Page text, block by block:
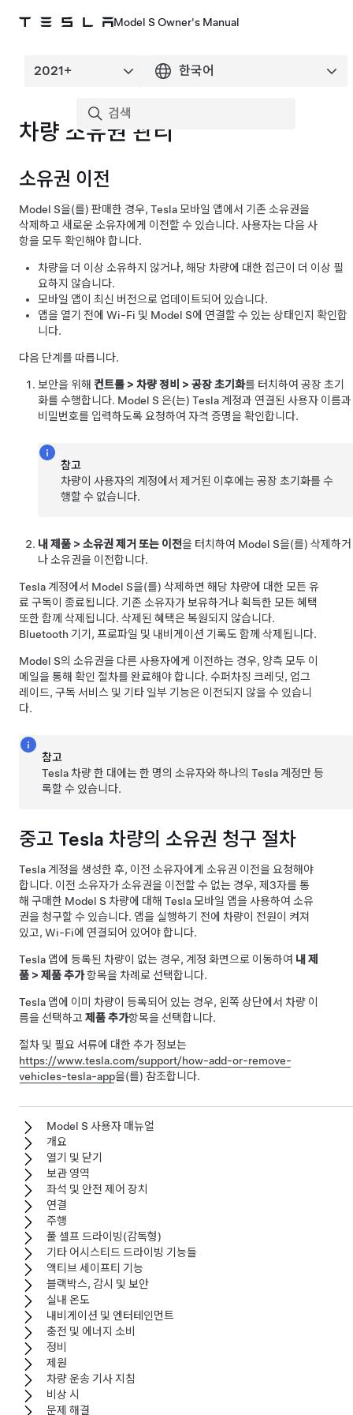
Model S Owner's Manual
차량 소유권 관리
소유권 이전
Model S을(를) 판매한 경우, Tesla 모바일 앱에서 기존 소유권을
삭제하고 새로운 소유자에게 이전할 수 있습니다. 사용자는 다음 사
항을 모두 확인해야 합니다.
차량을 더 이상 소유하지 않거나, 해당 차량에 대한 접근이 더 이상 필
요하지 않습니다.
모바일 앱이 최신 버전으로 업데이트되어 있습니다.
앱을 열기 전에 Wi-Fi 및 Model S에 연결할 수 있는 상태인지 확인합
니다.
다음 단계를 따릅니다.
보안을 위해 컨트롤 > 차량 정비 > 공장 초기화를 터치하여 공장 초기
화를 수행합니다. Model S 은(는) Tesla 계정과 연결된 사용자 이름과
비밀번호를 입력하도록 요청하여 자격 증명을 확인합니다.
참고
차량이 사용자의 계정에서 제거된 이후에는 공장 초기화를 수
행할 수 없습니다.
내 제품 > 소유권 제거 또는 이전을 터치하여 Model S을(를) 삭제하거
나 소유권을 이전합니다.
Tesla 계정에서 Model S을(를) 삭제하면 해당 차량에 대한 모든 유
료 구독이 종료됩니다. 기존 소유자가 보유하거나 획득한 모든 혜택
또한 함께 삭제됩니다. 삭제된 혜택은 복원되지 않습니다.
Bluetooth 기기, 프로파일 및 내비게이션 기록도 함께 삭제됩니다.
Model S의 소유권을 다른 사용자에게 이전하는 경우, 양측 모두 이
메일을 통해 확인 절차를 완료해야 합니다. 수퍼차징 크레딧, 업그
레이드, 구독 서비스 및 기타 일부 기능은 이전되지 않을 수 있습니
다.
참고
Tesla 차량 한 대에는 한 명의 소유자와 하나의 Tesla 계정만 등
록할 수 있습니다.
중고 Tesla 차량의 소유권 청구 절차
Tesla 계정을 생성한 후, 이전 소유자에게 소유권 이전을 요청해야
합니다. 이전 소유자가 소유권을 이전할 수 없는 경우, 제3자를 통
해 구매한 Model S 차량에 대해 Tesla 모바일 앱을 사용하여 소유
권을 청구할 수 있습니다. 앱을 실행하기 전에 차량이 전원이 켜져
있고, Wi-Fi에 연결되어 있어야 합니다.
Tesla 앱에 등록된 차량이 없는 경우, 계정 화면으로 이동하여 내 제
품 > 제품 추가항목을 차례로 선택합니다.
Tesla 앱에 이미 차량이 등록되어 있는 경우, 왼쪽 상단에서 차량 이
름을 선택하고 제품 추가항목을 선택합니다.
절차 및 필요 서류에 대한 추가 정보는
https://www.tesla.com/support/how-add-or-remove-
vehicles-tesla-app을(를) 참조합니다.
Model S 사용자 매뉴얼
개요
열기 및 닫기
보관 영역
좌석 및 안전 제어 장치
연결
주행
풀 셀프 드라이빙(감독형)
기타 어시스티드 드라이빙 기능들
액티브 세이프티 기능
블랙박스, 감시 및 보안
실내 온도
내비게이션 및 엔터테인먼트
충전 및 에너지 소비
정비
제원
차량 운송 기사 지침
비상 시
문제 해결